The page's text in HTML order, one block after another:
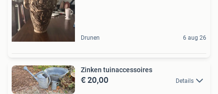
Drunen 6 aug 26
Zinken tuinaccessoires
€ 20,00 Details